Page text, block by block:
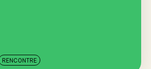
RENCONTRE